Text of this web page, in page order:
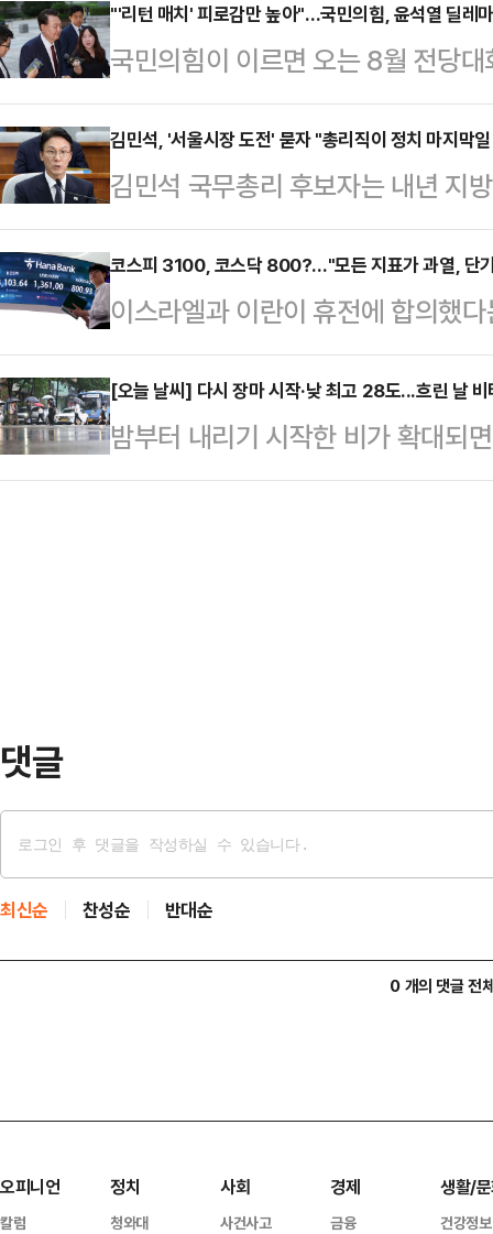
자당 총리 후보자 엄호에 나서면서
닌 야당 청문위원에 대한 청문회로
민주당 의원은 24일 국회에서 열린
의힘 의원의 병역 면제 사유가 된 '
을 펼쳤다. 주진우 의원은 청문회에
수수 의혹 등을 집…
"'리턴 매치' 피로감만 높아"…국민의힘, 윤석열 딜레
국민의힘이 이르면 오는 8월 전당
령과의 '절연 딜레마'에 대한 고심
'리턴 매치'가 돼서는 안 된다는 경
수 있는 쇄신 움직임이 급선무라는
간인 만큼, 패배할 확률이 높다는
것 아니냐는 일침도 나온다.국민의
주자들의 행보에 이목이 쏠리고 있
방선거를…
김민석, '서울시장 도전' 묻자 "총리직이 정치 마지막
김민석 국무총리 후보자는 내년 지
문을 받자 "(총리직이) 제 정치의
다고 대통령께 말씀을 드렸다"고
문회에서 곽규택 국민의힘 의원이 '
정도 하고 다음 지방선거 때 서울시
있을 것 같다'고 묻자 이 같이 답했
바란다'는 당부에 "네"라고 말했다.
겸직하는 것과 …
코스피 3100, 코스닥 800?…"모든 지표가 과열, 단
이스라엘과 이란이 휴전에 합의했
코스피 지수는 3년 9개월 만에
만에 800선을 넘어섰다. 전문가들
단기 급등에 따른 조정 가능성을
국내 증시에 몰아친 훈풍은 중동 휴
[오늘 날씨] 다시 장마 시작·낮 최고 28도...흐린 날
밤부터 내리기 시작한 비가 확대되
부분 지역에서 비가 내릴 것으로 전
댓글
최신순 찬성순 반대순
0 개의 댓글 전
오피니언
칼럼
정치
청와대
사회
사건사고
경제
금융
생활/
건강정보